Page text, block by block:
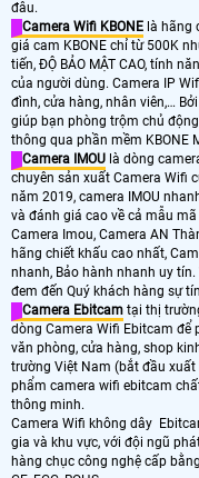
đâu.
Camera Wifi KBONE là hãng
giá cam KBONE chỉ từ 500K
tiến, ĐỘ BẢO MẬT CAO, tính
của người dùng. Camera IP
đình, cửa hàng, nhân viên,…
giúp bạn phòng trộm chủ
thông qua phần mềm KBONE
Camera IMOU là dòng
chuyên sản xuất Camera Wifi
năm 2019, camera IMOU
và đánh giá cao về cả mẫu
Camera Imou, Camera AN
hãng chiết khấu cao nhất,
nhanh, Bảo hành nhanh uy
đem đến Quý khách hàng sự
Camera Ebitcam tại thị
dòng Camera Wifi Ebitcam để
văn phòng, cửa hàng, shop
trường Việt Nam (bắt đầu
phẩm camera wifi ebitcam
thông minh.
Camera Wifi không dây
gia và khu vực, với đội ngũ
hàng chục công nghệ cấp